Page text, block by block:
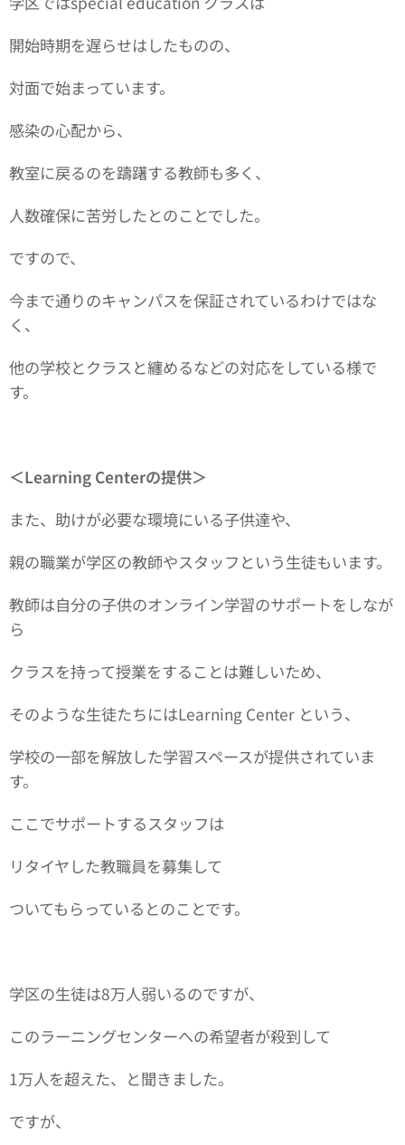
開始時期を遅らせはしたものの、
対面で始まっています。
感染の心配から、
教室に戻るのを躊躇する教師も多く、
人数確保に苦労したとのことでした。
ですので、
今まで通りのキャンパスを保証されているわけではな
く、
他の学校とクラスと纏めるなどの対応をしている様で
す。
＜Learning Centerの提供＞
また、助けが必要な環境にいる子供達や、
親の職業が学区の教師やスタッフという生徒もいます。
教師は自分の子供のオンライン学習のサポートをしなが
ら
クラスを持って授業をすることは難しいため、
そのような生徒たちにはLearning Center という、
学校の一部を解放した学習スペースが提供されていま
す。
ここでサポートするスタッフは
リタイヤした教職員を募集して
ついてもらっているとのことです。
学区の生徒は8万人弱いるのですが、
このラーニングセンターへの希望者が殺到して
1万人を超えた、と聞きました。
ですが、